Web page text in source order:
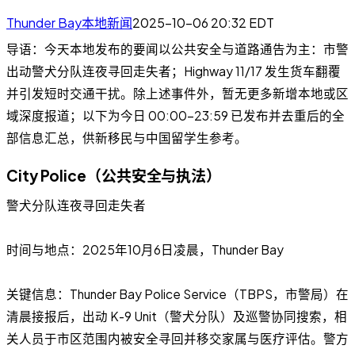
Thunder Bay本地新闻2025-10-06 20:32 EDT
导语：今天本地发布的要闻以公共安全与道路通告为主：市警
出动警犬分队连夜寻回走失者；Highway 11/17 发生货车翻覆
并引发短时交通干扰。除上述事件外，暂无更多新增本地或区
域深度报道；以下为今日 00:00–23:59 已发布并去重后的全
部信息汇总，供新移民与中国留学生参考。
City Police（公共安全与执法）
警犬分队连夜寻回走失者
时间与地点：2025年10月6日凌晨，Thunder Bay
关键信息：Thunder Bay Police Service（TBPS，市警局）在
清晨接报后，出动 K-9 Unit（警犬分队）及巡警协同搜索，相
关人员于市区范围内被安全寻回并移交家属与医疗评估。警方